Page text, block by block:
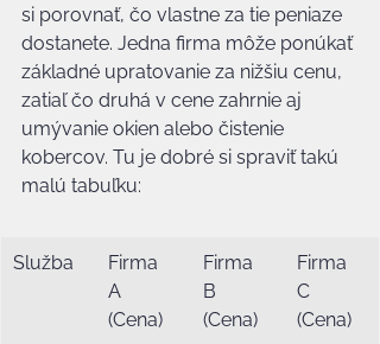
si porovnať, čo vlastne za tie peniaze
dostanete. Jedna firma môže ponúkať
základné upratovanie za nižšiu cenu,
zatiaľ čo druhá v cene zahrnie aj
umývanie okien alebo čistenie
kobercov. Tu je dobré si spraviť takú
malú tabuľku:
Služba
Firma
A
(Cena)
Firma
B
(Cena)
Firma
C
(Cena)